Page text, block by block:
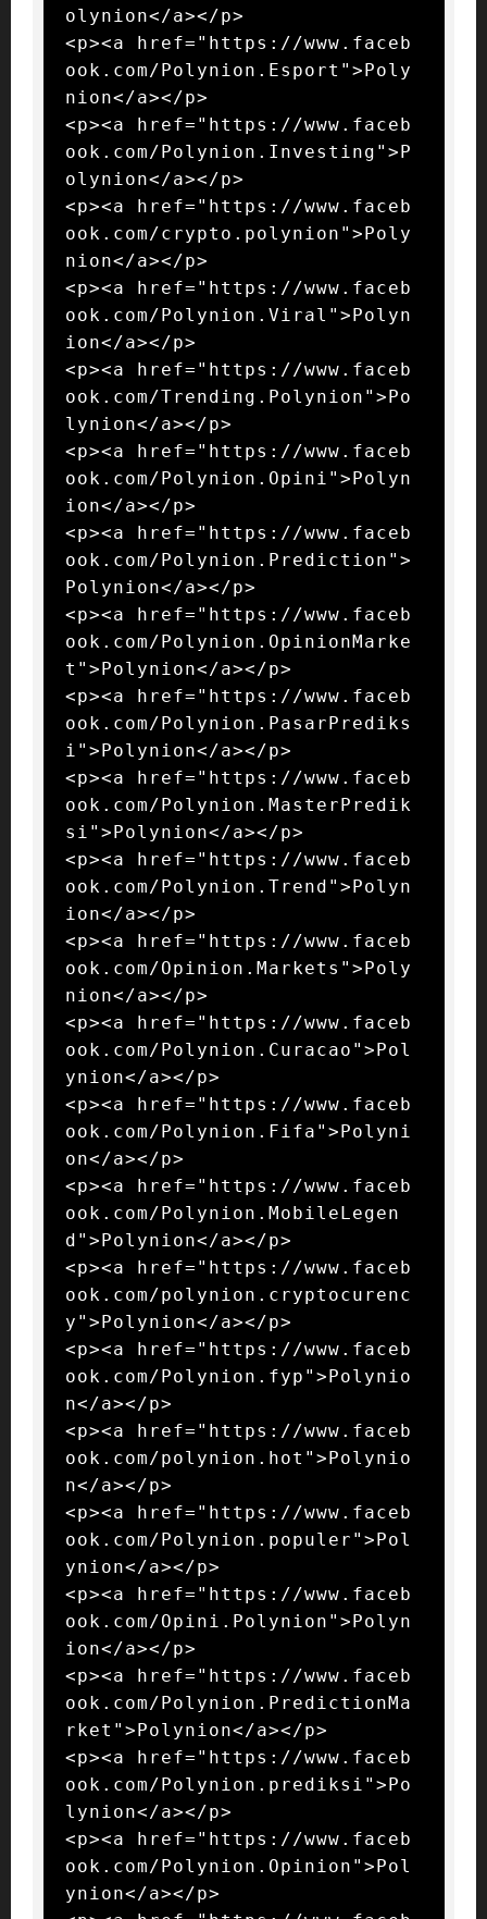
olynion</a></p>
<p><a href="https://www.faceb
ook.com/Polynion.Esport">Poly
nion</a></p>
<p><a href="https://www.faceb
ook.com/Polynion.Investing">P
olynion</a></p>
<p><a href="https://www.faceb
ook.com/crypto.polynion">Poly
nion</a></p>
<p><a href="https://www.faceb
ook.com/Polynion.Viral">Polyn
ion</a></p>
<p><a href="https://www.faceb
ook.com/Trending.Polynion">Po
lynion</a></p>
<p><a href="https://www.faceb
ook.com/Polynion.Opini">Polyn
ion</a></p>
<p><a href="https://www.faceb
ook.com/Polynion.Prediction">
Polynion</a></p>
<p><a href="https://www.faceb
ook.com/Polynion.OpinionMarke
t">Polynion</a></p>
<p><a href="https://www.faceb
ook.com/Polynion.PasarPrediks
i">Polynion</a></p>
<p><a href="https://www.faceb
ook.com/Polynion.MasterPredik
si">Polynion</a></p>
<p><a href="https://www.faceb
ook.com/Polynion.Trend">Polyn
ion</a></p>
<p><a href="https://www.faceb
ook.com/Opinion.Markets">Poly
nion</a></p>
<p><a href="https://www.faceb
ook.com/Polynion.Curacao">Pol
ynion</a></p>
<p><a href="https://www.faceb
ook.com/Polynion.Fifa">Polyni
on</a></p>
<p><a href="https://www.faceb
ook.com/Polynion.MobileLegen
d">Polynion</a></p>
<p><a href="https://www.faceb
ook.com/polynion.cryptocurenc
y">Polynion</a></p>
<p><a href="https://www.faceb
ook.com/Polynion.fyp">Polynio
n</a></p>
<p><a href="https://www.faceb
ook.com/polynion.hot">Polynio
n</a></p>
<p><a href="https://www.faceb
ook.com/Polynion.populer">Pol
ynion</a></p>
<p><a href="https://www.faceb
ook.com/Opini.Polynion">Polyn
ion</a></p>
<p><a href="https://www.faceb
ook.com/Polynion.PredictionMa
rket">Polynion</a></p>
<p><a href="https://www.faceb
ook.com/Polynion.prediksi">Po
lynion</a></p>
<p><a href="https://www.faceb
ook.com/Polynion.Opinion">Pol
ynion</a></p>